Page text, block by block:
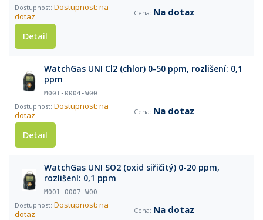
Dostupnost: na
dotaz
Na dotaz
Detail
WatchGas UNI Cl2 (chlor) 0-50 ppm, rozlišení: 0,1
ppm
M001-0004-W00
Dostupnost: na
dotaz
Na dotaz
Detail
WatchGas UNI SO2 (oxid siřičitý) 0-20 ppm,
rozlišení: 0,1 ppm
M001-0007-W00
Dostupnost: na
dotaz
Na dotaz